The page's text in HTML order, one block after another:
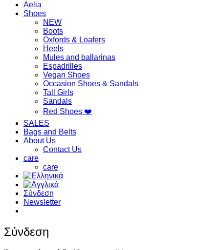
Aelia
Shoes
NEW
Boots
Oxfords & Loafers
Heels
Mules and ballarinas
Espadrilles
Vegan Shoes
Occasion Shoes & Sandals
Tall Girls
Sandals
Red Shoes ❤️
SALES
Bags and Belts
About Us
Contact Us
care
care
Σύνδεση
Newsletter
Σύνδεση